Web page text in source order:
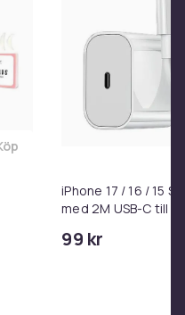
till LashLift Kit av
iPhone 17 / 16 / 15
med 2M USB-C till
99 kr